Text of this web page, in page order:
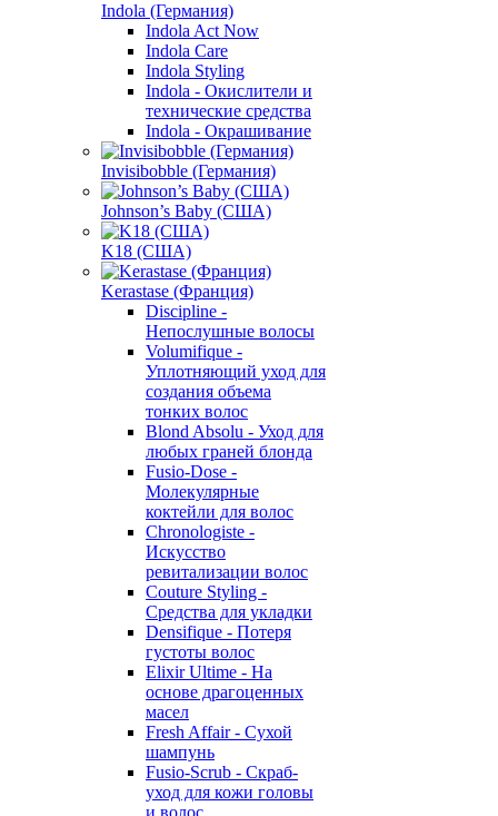
Indola (Германия)
Indola Act Now
Indola Care
Indola Styling
Indola - Окислители и
технические средства
Indola - Окрашивание
Invisibobble (Германия)
Johnson’s Baby (США)
K18 (США)
Kerastase (Франция)
Discipline -
Непослушные волосы
Volumifique -
Уплотняющий уход для
создания объема
тонких волос
Blond Absolu - Уход для
любых граней блонда
Fusio-Dose -
Молекулярные
коктейли для волос
Chronologiste -
Искусство
ревитализации волос
Couture Styling -
Средства для укладки
Densifique - Потеря
густоты волос
Elixir Ultime - На
основе драгоценных
масел
Fresh Affair - Сухой
шампунь
Fusio-Scrub - Скраб-
уход для кожи головы
и волос